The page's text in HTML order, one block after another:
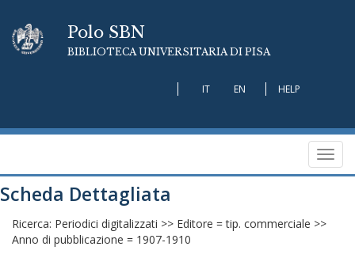
Polo SBN
BIBLIOTECA UNIVERSITARIA DI PISA
IT EN HELP
Scheda Dettagliata
Ricerca: Periodici digitalizzati >> Editore = tip. commerciale >>
Anno di pubblicazione = 1907-1910